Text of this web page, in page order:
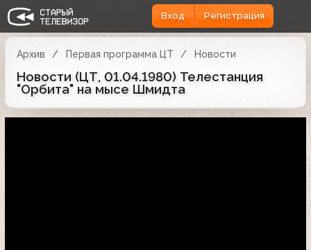
Вход Регистрация
Архив Первая программа ЦТ Новости
Новости (ЦТ, 01.04.1980) Телестанция
"Орбита" на мысе Шмидта